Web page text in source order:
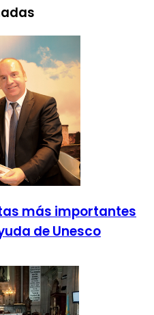
más importantes
de Unesco